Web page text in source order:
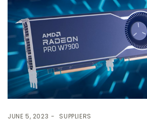
JUNE 5, 2023 SUPPLIERS